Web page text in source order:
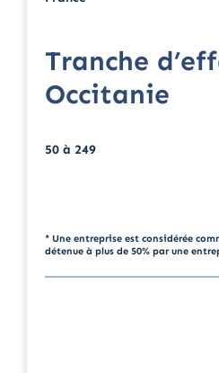
Tranche
Occitanie
50 à 249
* Une entreprise est considérée
détenue à plus de 50% par une